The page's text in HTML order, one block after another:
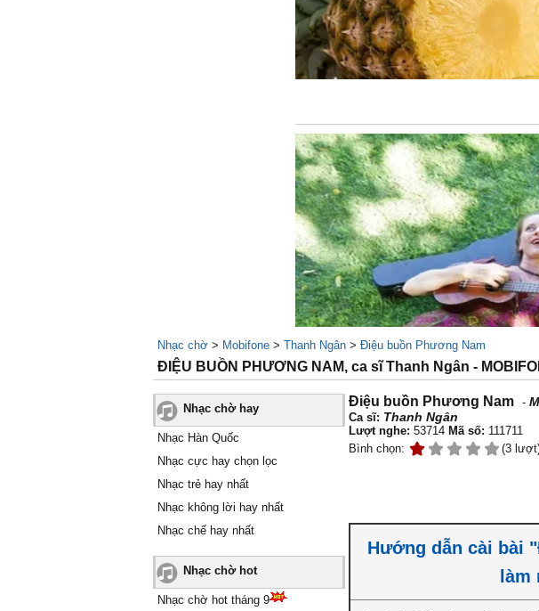
Nhạc chờ > Mobifone > Thanh Ngân > Điệu buồn Phương Nam
ĐIỆU BUỒN PHƯƠNG NAM, ca sĩ Thanh Ngân -
Nhạc chờ hay
Nhạc Hàn Quốc
Nhạc cực hay chọn lọc
Nhạc trẻ hay nhất
Nhạc không lời hay nhất
Nhạc chế hay nhất
Nhạc chờ hot
Nhạc chờ hot tháng 9
Điệu buồn Phương Nam -
Ca sĩ: Thanh Ngân
Lượt nghe: 53714 Mã số: 111711
Bình chọn:
(3
Hướng dẫn cài bài
làm